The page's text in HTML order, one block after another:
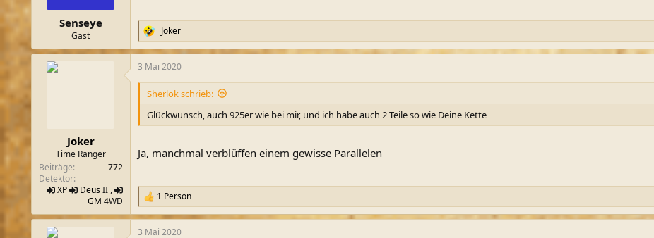
n
:
Senseye
Gast
R
e
a
k
t
n
e
_Joker_
_Joker_
Time Ranger
Beiträge
772
Detektor
XP
DeusII ,
GM 4WD
3 Mai 2020
Sherlok schrieb:
Glückwunsch, auch 925er wie bei mir, und ich habe auch 2 Teile so wie Deine Kette
Ja, manchmal verblüffen einem gewisse Parallelen
R
e
a
k
1 Person
3 Mai 2020